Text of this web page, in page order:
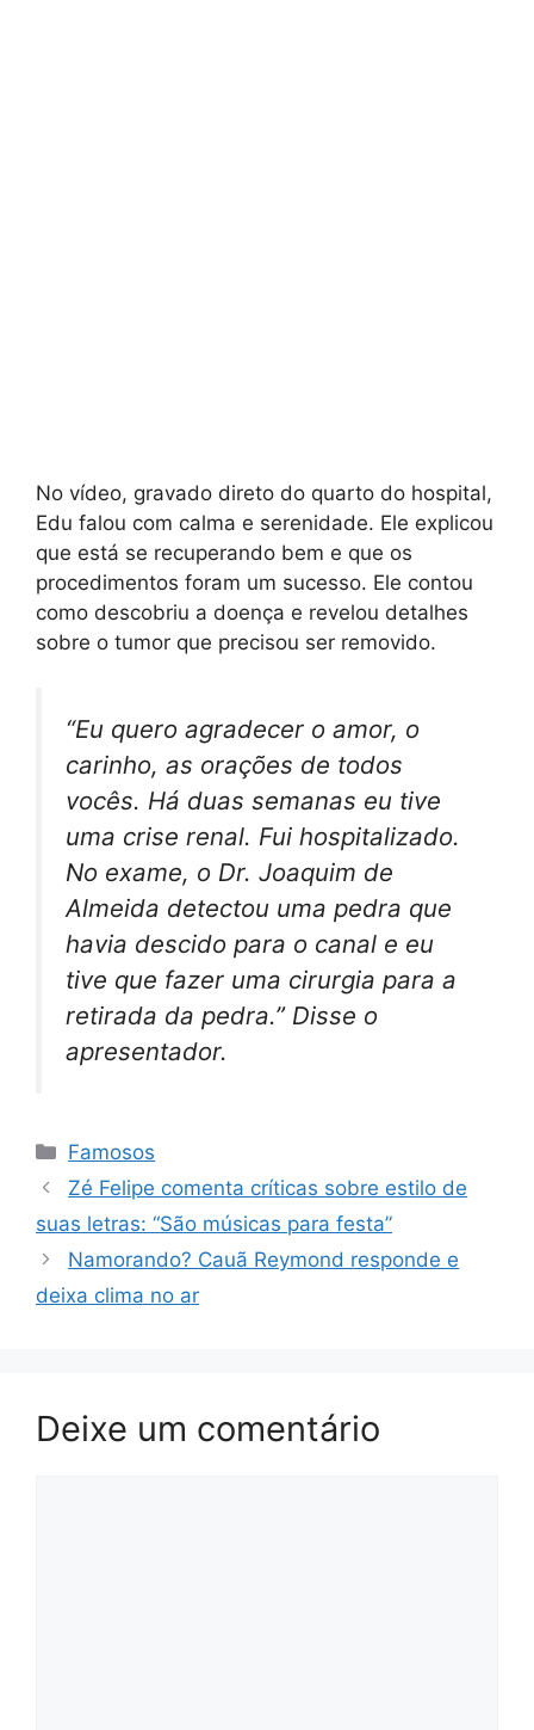
No vídeo, gravado direto do quarto do hospital,
Edu falou com calma e serenidade. Ele explicou
que está se recuperando bem e que os
procedimentos foram um sucesso. Ele contou
como descobriu a doença e revelou detalhes
sobre o tumor que precisou ser removido.
“Eu quero agradecer o amor, o
carinho, as orações de todos
vocês. Há duas semanas eu tive
uma crise renal. Fui hospitalizado.
No exame, o Dr. Joaquim de
Almeida detectou uma pedra que
havia descido para o canal e eu
tive que fazer uma cirurgia para a
retirada da pedra.” Disse o
apresentador.
Categorias
Famosos
Zé Felipe comenta críticas sobre estilo de
suas letras: “São músicas para festa”
Namorando? Cauã Reymond responde e
deixa clima no ar
Deixe um comentário